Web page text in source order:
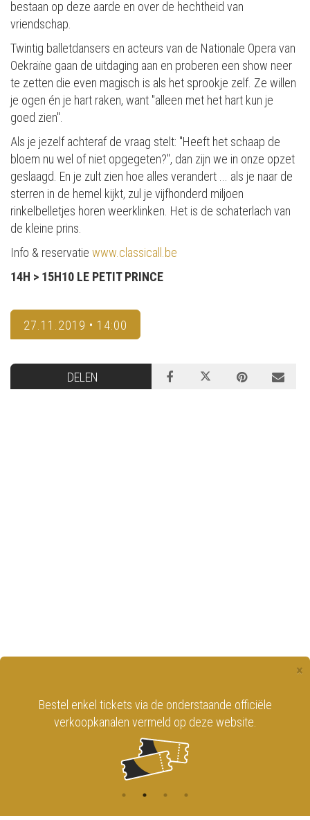
bestaan op deze aarde en over de hechtheid van
vriendschap.
Twintig balletdansers en acteurs van de Nationale Opera van
Oekraïne gaan de uitdaging aan en proberen een show neer
te zetten die even magisch is als het sprookje zelf. Ze willen
je ogen én je hart raken, want "alleen met het hart kun je
goed zien".
Als je jezelf achteraf de vraag stelt: "Heeft het schaap de
bloem nu wel of niet opgegeten?", dan zijn we in onze opzet
geslaagd. En je zult zien hoe alles verandert ... als je naar de
sterren in de hemel kijkt, zul je vijfhonderd miljoen
rinkelbelletjes horen weerklinken. Het is de schaterlach van
de kleine prins.
Info & reservatie www.classicall.be
14H > 15H10 LE PETIT PRINCE
27.11.2019 • 14:00
DELEN
×
Bestel enkel tickets via de onderstaande officiële
verkoopkanalen vermeld op deze website.